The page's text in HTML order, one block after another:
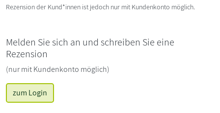
Rezension der Kund*innen ist jedoch nur mit Kundenkonto möglich.
Melden Sie sich an und schreiben Sie eine
Rezension
(nur mit Kundenkonto möglich)
zum Login